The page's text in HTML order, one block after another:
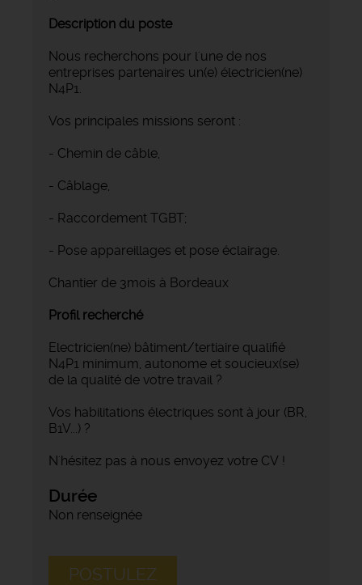
Description du poste
Nous recherchons pour l'une de nos
entreprises partenaires un(e) électricien(ne)
N4P1.
Vos principales missions seront :
- Chemin de câble,
- Câblage,
- Raccordement TGBT;
- Pose appareillages et pose éclairage.
Chantier de 3mois à Bordeaux
Profil recherché
Electricien(ne) bâtiment/tertiaire qualifié
N4P1 minimum, autonome et soucieux(se)
de la qualité de votre travail ?
Vos habilitations électriques sont à jour (BR,
B1V...) ?
N'hésitez pas à nous envoyez votre CV !
Durée
Non renseignée
POSTULEZ